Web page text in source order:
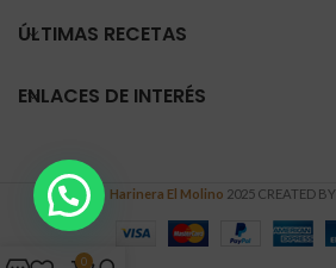
ÚLTIMAS RECETAS
ENLACES DE INTERÉS
Harinera El Molino 2025 CREATED BY
0